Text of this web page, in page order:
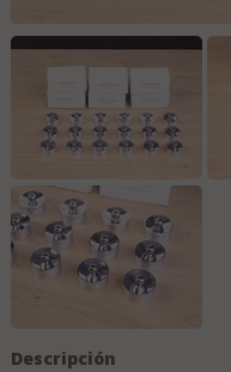
Descripción